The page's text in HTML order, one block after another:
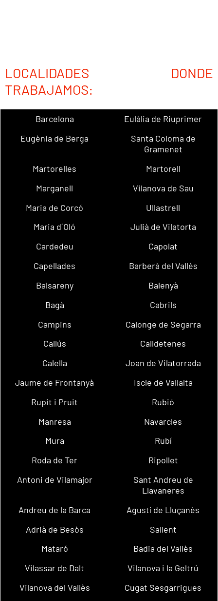
LOCALIDADES DONDE
TRABAJAMOS:
Barcelona
Eulàlia de Riuprimer
Eugènia de Berga
Santa Coloma de
Gramenet
Martorelles
Martorell
Marganell
Vilanova de Sau
Maria de Corcó
Ullastrell
Maria d´Oló
Julià de Vilatorta
Cardedeu
Capolat
Capellades
Barberà del Vallès
Balsareny
Balenyà
Bagà
Cabrils
Campins
Calonge de Segarra
Callús
Calldetenes
Calella
Joan de Vilatorrada
Jaume de Frontanyà
Iscle de Vallalta
Rupit i Pruit
Rubió
Manresa
Navarcles
Mura
Rubí
Roda de Ter
Ripollet
Antoni de Vilamajor
Sant Andreu de
Llavaneres
Andreu de la Barca
Agustí de Lluçanès
Adrià de Besòs
Sallent
Mataró
Badia del Vallès
Vilassar de Dalt
Vilanova i la Geltrú
Vilanova del Vallès
Cugat Sesgarrigues